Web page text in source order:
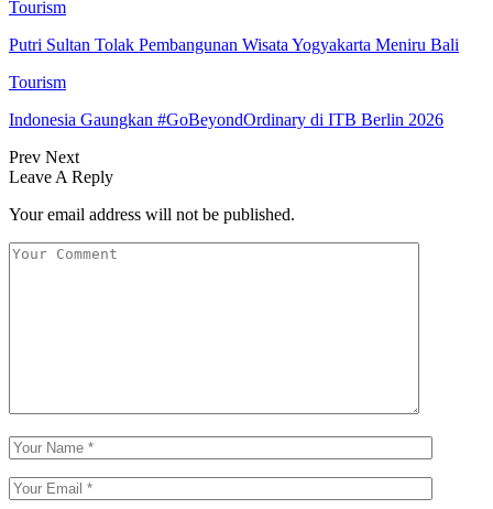
Tourism
Putri Sultan Tolak Pembangunan Wisata Yogyakarta Meniru Bali
Tourism
Indonesia Gaungkan #GoBeyondOrdinary di ITB Berlin 2026
Prev Next
Leave A Reply
Your email address will not be published.